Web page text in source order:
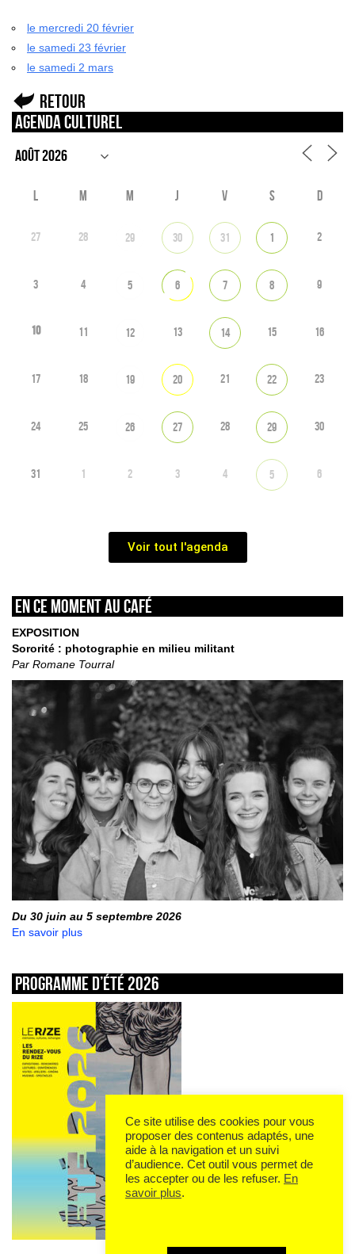
le mercredi 20 février
le samedi 23 février
le samedi 2 mars
Retour
Agenda culturel
L M M J V S D
27 28 29 30 31 1 2
3 4 5 6 7 8 9
10 11 12 13 14 15 16
17 18 19 20 21 22 23
24 25 26 27 28 29 30
31 1 2 3 4 5 6
Voir tout l'agenda
En ce moment au café
EXPOSITION
Sororité : photographie en milieu militant
Par Romane Tourral
Du 30 juin au 5 septembre 2026
En savoir plus
Programme d’été 2026
Ce site utilise des cookies pour vous
proposer des contenus adaptés, une
aide à la navigation et un suivi
d’audience. Cet outil vous permet de
les accepter ou de les refuser. En
savoir plus.